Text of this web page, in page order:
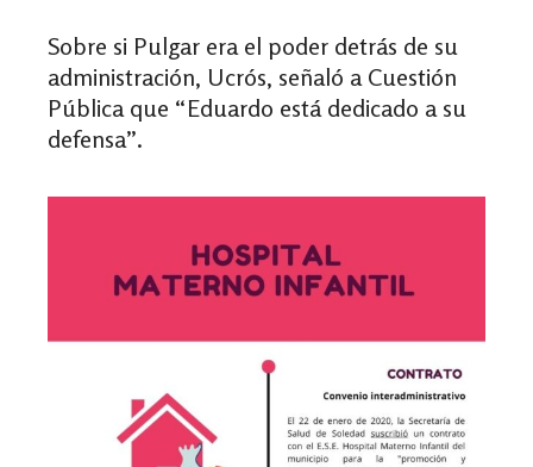
Sobre si Pulgar era el poder detrás de su
administración, Ucrós, señaló a Cuestión
Pública que “Eduardo está dedicado a su
defensa”.